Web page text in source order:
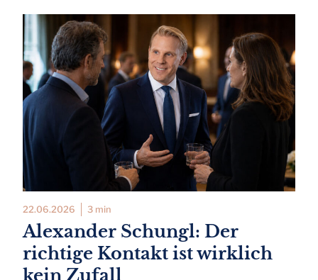
22.06.2026 3 min
Alexander Schungl: Der
richtige Kontakt ist wirklich
kein Zufall